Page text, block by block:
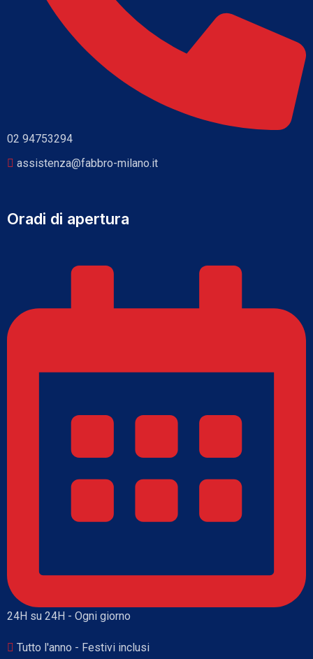
02 94753294
assistenza@fabbro-milano.it
Oradi di apertura
24H su 24H - Ogni giorno
Tutto l'anno - Festivi inclusi